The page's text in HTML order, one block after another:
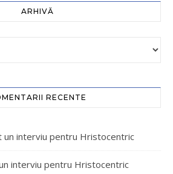
ARHIVĂ
RECENTE
un interviu pentru Hristocentric
interviu pentru Hristocentric